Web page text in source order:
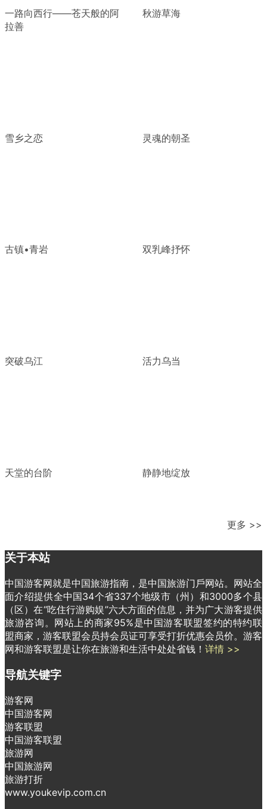
一路向西行——苍天般的阿
拉善
秋游草海
雪乡之恋 灵魂的朝圣
古镇•青岩 双乳峰抒怀
突破乌江 活力乌当
天堂的台阶 静静地绽放
更多 >>
关于本站
中国游客网就是中国旅游指南，是中国旅游门戶网站。网站全
面介绍提供全中国34个省337个地级市（州）和3000多个县
（区）在“吃住行游购娱”六大方面的信息，并为广大游客提供
旅游咨询。网站上的商家95%是中国游客联盟签约的特约联
盟商家，游客联盟会员持会员证可享受打折优惠会员价。游客
网和游客联盟是让你在旅游和生活中处处省钱！ 详情 >>
导航关键字
游客网
中国游客网
游客联盟
中国游客联盟
旅游网
中国旅游网
旅游打折
www.youkevip.com.cn